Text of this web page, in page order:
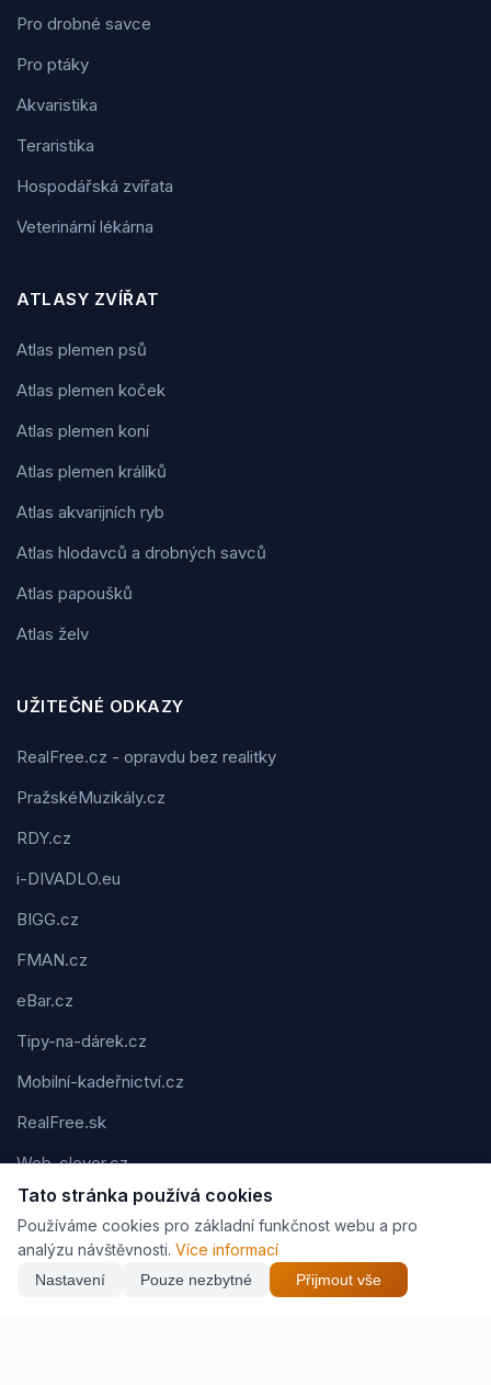
Pro drobné savce
Pro ptáky
Akvaristika
Teraristika
Hospodářská zvířata
Veterinární lékárna
ATLASY ZVÍŘAT
Atlas plemen psů
Atlas plemen koček
Atlas plemen koní
Atlas plemen králíků
Atlas akvarijních ryb
Atlas hlodavců a drobných savců
Atlas papoušků
Atlas želv
UŽITEČNÉ ODKAZY
RealFree.cz - opravdu bez realitky
PražskéMuzikály.cz
RDY.cz
i-DIVADLO.eu
BIGG.cz
FMAN.cz
eBar.cz
Tipy-na-dárek.cz
Mobilní-kadeřnictví.cz
RealFree.sk
Web-clever.cz
Kvízov.cz
Karavaning.net
CVčko.eu
Tato stránka používá cookies
Používáme cookies pro základní funkčnost webu a pro
analýzu návštěvnosti. Více informací
Nastavení Pouze nezbytné Přijmout vše